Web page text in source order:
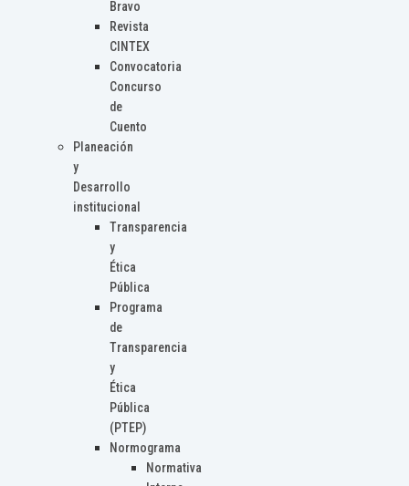
Bravo
Revista
CINTEX
Convocatoria
Concurso
de
Cuento
Planeación
y
Desarrollo
institucional
Transparencia
y
Ética
Pública
Programa
de
Transparencia
y
Ética
Pública
(PTEP)
Normograma
Normativa